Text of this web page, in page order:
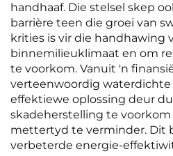
handhaaf. Die stelsel skep
barrière teen die groei van
krities is vir die handhawing
binnemilieuklimaat en om
te voorkom. Vanuit 'n
verteenwoordig
effektiewe oplossing deur
skadeherstelling te
mettertyd te verminder. Dit
verbeterde energie-